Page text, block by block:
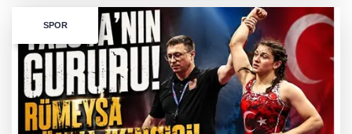
SPOR